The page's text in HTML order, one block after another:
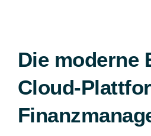
Die moderne
Cloud-